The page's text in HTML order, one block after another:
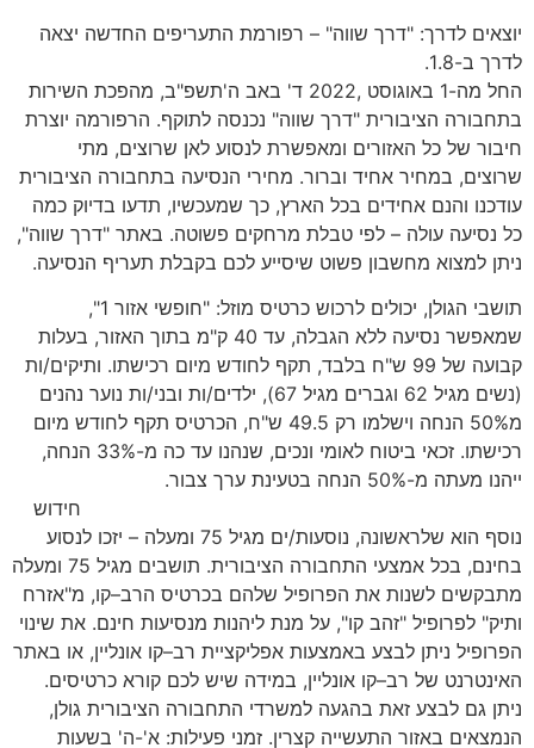
יוצאים לדרך: "דרך שווה" – רפורמת התעריפים החדשה יצאה
לדרך ב-1.8.
החל מה-1 באוגוסט ,2022 ד' באב ה'תשפ"ב, מהפכת השירות
בתחבורה הציבורית "דרך שווה" נכנסה לתוקף. הרפורמה יוצרת
חיבור של כל האזורים ומאפשרת לנסוע לאן שרוצים, מתי
שרוצים, במחיר אחיד וברור. מחירי הנסיעה בתחבורה הציבורית
עודכנו והנם אחידים בכל הארץ, כך שמעכשיו, תדעו בדיוק כמה
כל נסיעה עולה – לפי טבלת מרחקים פשוטה. באתר "דרך שווה",
ניתן למצוא מחשבון פשוט שיסייע לכם בקבלת תעריף הנסיעה.
תושבי הגולן, יכולים לרכוש כרטיס מוזל: "חופשי אזור
שמאפשר נסיעה ללא הגבלה, עד ק"מ בתוך האזור, בעלות
קבועה של
ש"ח בלבד, תקף לחודש מיום רכישתו. ותיקים/ות
(נשים מגיל וגברים מגיל ילדים/ות ובני/ות נוער נהנים
מ50% הנחה וישלמו רק ש"ח, הכרטיס תקף לחודש מיום
רכישתו. זכאי ביטוח לאומי ונכים, שנהנו עד כה מ-33% הנחה,
ייהנו מעתה מ-50% הנחה בטעינת ערך צבור.
חידוש
נוסף הוא שלראשונה, נוסעות/ים מגיל ומעלה – יזכו לנסוע
בחינם, בכל אמצעי התחבורה הציבורית. תושבים מגיל
ומעלה
מתבקשים לשנות את הפרופיל שלהם בכרטיס הרב–קו, מ"אזרח
ותיק" לפרופיל "זהב קו", על מנת ליהנות מנסיעות חינם. את שינוי
הפרופיל ניתן לבצע באמצעות אפליקציית רב–קו אונליין, או באתר
האינטרנט של רב–קו אונליין, במידה שיש לכם קורא כרטיסים.
ניתן גם לבצע זאת בהגעה למשרדי התחבורה הציבורית גולן,
הנמצאים באזור התעשייה קצרין. זמני פעילות: א'-ה' בשעות